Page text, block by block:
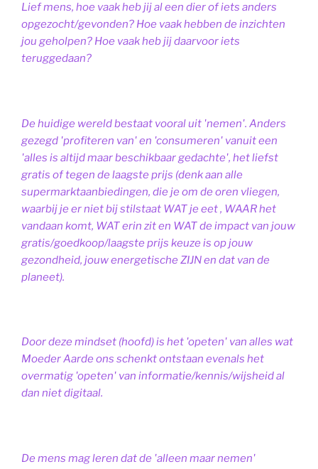
Lief mens, hoe vaak heb jij al een dier of iets anders
opgezocht/gevonden? Hoe vaak hebben de inzichten
jou geholpen? Hoe vaak heb jij daarvoor iets
teruggedaan?
De huidige wereld bestaat vooral uit 'nemen'. Anders
gezegd 'profiteren van' en 'consumeren' vanuit een
'alles is altijd maar beschikbaar gedachte', het liefst
gratis of tegen de laagste prijs (denk aan alle
supermarktaanbiedingen, die je om de oren vliegen,
waarbij je er niet bij stilstaat WAT je eet , WAAR het
vandaan komt, WAT erin zit en WAT de impact van jouw
gratis/goedkoop/laagste prijs keuze is op jouw
gezondheid, jouw energetische ZIJN en dat van de
planeet).
Door deze mindset (hoofd) is het 'opeten' van alles wat
Moeder Aarde ons schenkt ontstaan evenals het
overmatig 'opeten' van informatie/kennis/wijsheid al
dan niet digitaal.
De mens mag leren dat de 'alleen maar nemen'